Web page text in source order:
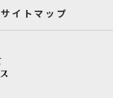
サイトマップ